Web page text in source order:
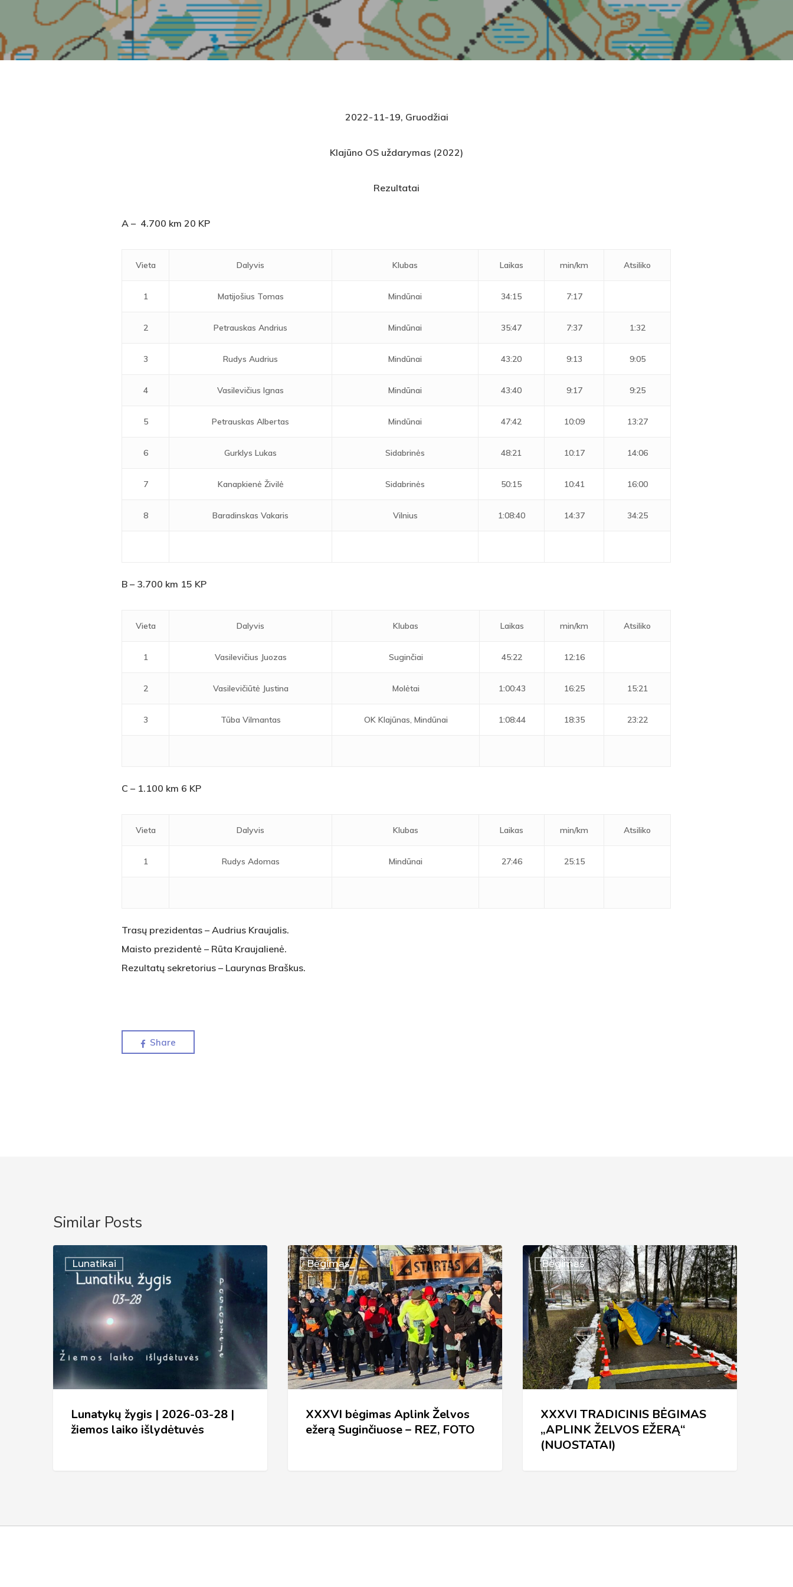
2022-11-19, Gruodžiai
Klajūno OS uždarymas (2022)
Rezultatai
A – 4.700 km 20 KP
Vieta Dalyvis Klubas Laikas min/km Atsiliko
1 Matijošius Tomas Mindūnai 34:15 7:17
2 Petrauskas Andrius Mindūnai 35:47 7:37 1:32
3 Rudys Audrius Mindūnai 43:20 9:13 9:05
4 Vasilevičius Ignas Mindūnai 43:40 9:17 9:25
5 Petrauskas Albertas Mindūnai 47:42 10:09 13:27
6 Gurklys Lukas Sidabrinės 48:21 10:17 14:06
7 Kanapkienė Živilė Sidabrinės 50:15 10:41 16:00
8 Baradinskas Vakaris Vilnius 1:08:40 14:37 34:25
B – 3.700 km 15 KP
Vieta Dalyvis Klubas Laikas min/km Atsiliko
1 Vasilevičius Juozas Suginčiai 45:22 12:16
2 Vasilevičiūtė Justina Molėtai 1:00:43 16:25 15:21
3 Tūba Vilmantas OK Klajūnas, Mindūnai 1:08:44 18:35 23:22
C – 1.100 km 6 KP
Vieta Dalyvis Klubas Laikas min/km Atsiliko
1 Rudys Adomas Mindūnai 27:46 25:15
Trasų prezidentas – Audrius Kraujalis.
Maisto prezidentė – Rūta Kraujalienė.
Rezultatų sekretorius – Laurynas Braškus.
Share
Similar Posts
Lunatikai
Lunatykų
žygis
|
03-
28
žiemos
išlydėtuvės
Lunatykų žygis | 2026-03-28 |
žiemos laiko išlydėtuvės
Bėgimas
XXXVI
bėgimas
Aplink
Želvos
ežerą
Suginčiuose
–
REZ,
XXXVI bėgimas Aplink Želvos
ežerą Suginčiuose – REZ, FOTO
Bėgimas
XXXVI
TRADICINIS
BĖGIMAS
„APLINK
ŽELVOS
EŽERĄ“
(NUOSTATAI)
XXXVI TRADICINIS BĖGIMAS
„APLINK ŽELVOS EŽERĄ“
(NUOSTATAI)